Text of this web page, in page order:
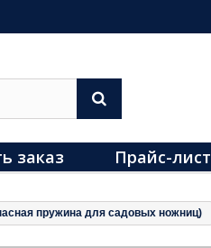
заказ Прайс-лист
пружина для садовых ножниц)